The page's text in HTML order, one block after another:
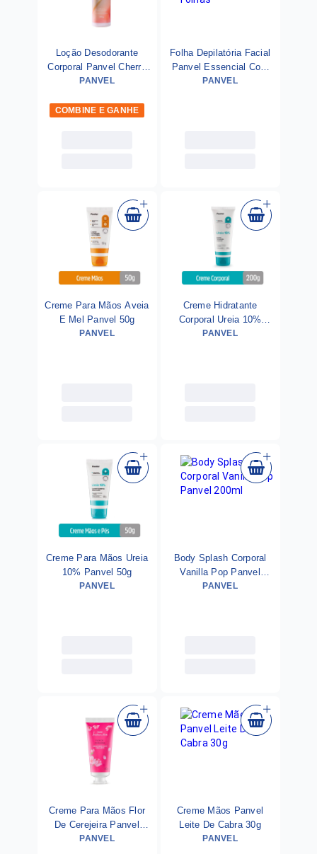
Loção Desodorante
Corporal Panvel Cherry
Velvet 200ml - Dia Das
PANVEL
COMBINE E GANHE
Folha Depilatória Facial
Panvel Essencial Com
16 Folhas
PANVEL
Creme Para Mãos Aveia
E Mel Panvel 50g
PANVEL
Creme Hidratante
Corporal Ureia 10%
Panvel 200g
PANVEL
Creme Para Mãos Ureia
10% Panvel 50g
PANVEL
Body Splash Corporal
Vanilla Pop Panvel
200ml
PANVEL
Creme Para Mãos Flor
De Cerejeira Panvel
Instantes 30g
PANVEL
Creme Mãos Panvel
Leite De Cabra 30g
PANVEL